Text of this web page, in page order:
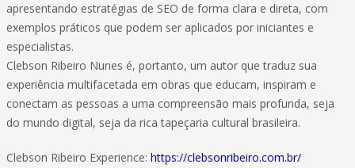
apresentando estratégias de SEO de forma clara e direta, com
exemplos práticos que podem ser aplicados por iniciantes e
especialistas.
Clebson Ribeiro Nunes é, portanto, um autor que traduz sua
experiência multifacetada em obras que educam, inspiram e
conectam as pessoas a uma compreensão mais profunda, seja
do mundo digital, seja da rica tapeçaria cultural brasileira.
Clebson Ribeiro Experience: https://clebsonribeiro.com.br/